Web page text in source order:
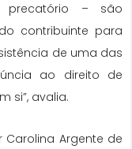
precatório – são
do contribuinte para
de uma das
ao direito de
si”, avalia.
Argente de